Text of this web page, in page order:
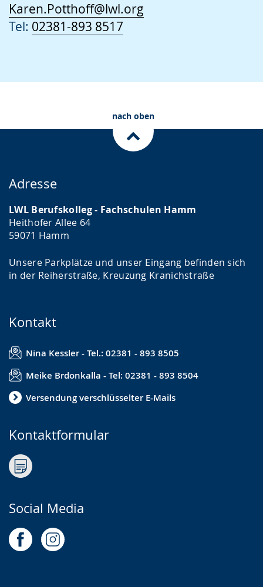
Karen.Potthoff@lwl.org
Tel: 02381-893 8517
nach oben
Adresse
LWL Berufskolleg - Fachschulen Hamm
Heithofer Allee 64
59071 Hamm
Unsere Parkplätze und unser Eingang befinden sich
in der Reiherstraße, Kreuzung Kranichstraße
Kontakt
Nina Kessler - Tel.: 02381 - 893 8505
Meike Brdonkalla - Tel: 02381 - 893 8504
Versendung verschlüsselter E-Mails
Kontaktformular
Social Media